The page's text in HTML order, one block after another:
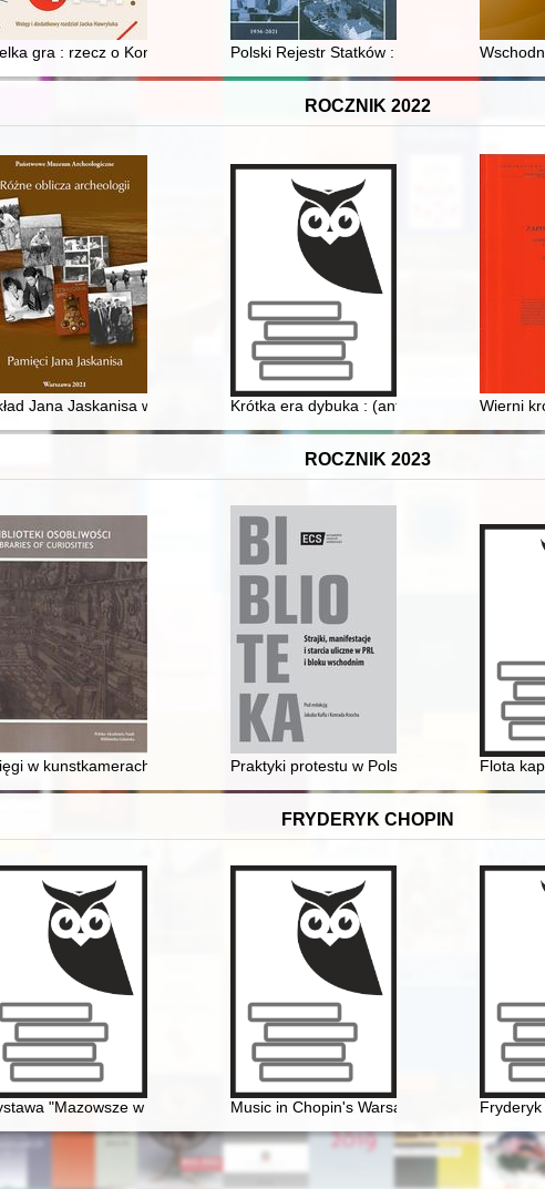
- the cultural approach - recenzja]
gra : rzecz o Konkursach ChopinowskichPolski Rejestr Statków : 85 lat = years
ROCZNIK 2022
struktur i działalność Niezależnego Samorządnego Związku Zawodowego
Jana Jaskanisa w badania nad okresem wpływów rzymskich
Krótka era dybuka : (anty)periodyzacjaWierni
ROCZNIK 2023
ziemi jarocińskiej wysiedlonych w latach 1939-1940
w kunstkamerach - kunstkamery w księgach : o wizerunkach gabinetów
Praktyki protestu w Polsce Gierka : Flota
FRYDERYK CHOPIN
3 cz. 4"Mazowsze w czasach Chopina" - połączenie środków tradycyjnych i
Music in Chopin's Warsaw